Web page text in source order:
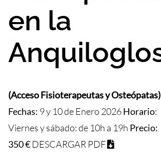
en la
(Acceso Fisioterapeutas y Osteópatas)
Fechas: 9 y 10 de Enero 2026Horario:
Viernes y sábado: de 10h a 19h Precio:
350 €DESCARGAR PDF